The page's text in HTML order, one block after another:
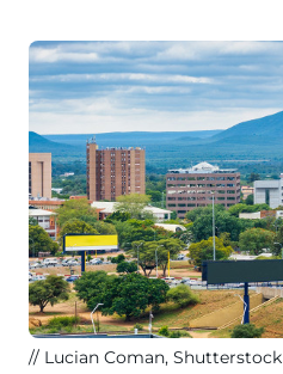
Lucian Coman, Shutterstock